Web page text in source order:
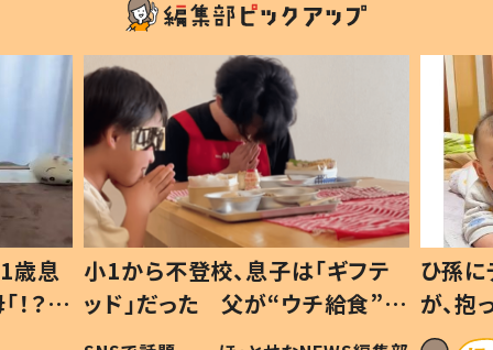
歳息
？」
小1から不登校、息子は「ギフテ
ッド」だった 父が“ウチ給食”を
作り続ける理由とは #令和の親
ひ孫
が、
「涙が